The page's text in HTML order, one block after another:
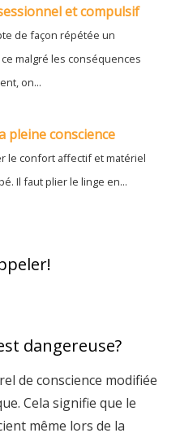
et compulsif
de façon répétée un
malgré les conséquences
on...
pleine conscience
le confort affectif et matériel
Il faut plier le linge en...
dangereuse?
de conscience modifiée
Cela signifie que le
même lors de la